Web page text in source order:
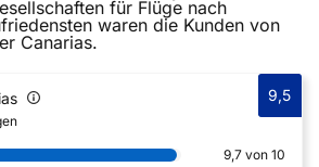
für Flüge nach
waren die Kunden von
Canarias.
9,5
9,7 von 10